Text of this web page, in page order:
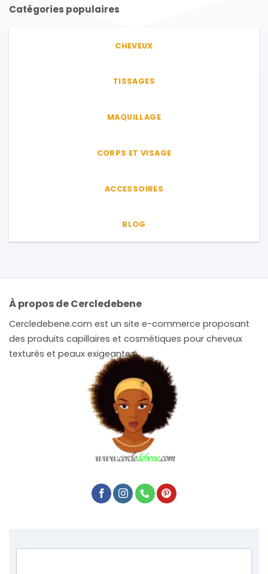
Catégories populaires
CHEVEUX
TISSAGES
MAQUILLAGE
CORPS ET VISAGE
ACCESSOIRES
BLOG
À propos de Cercledebene
Cercledebene.com est un site e-commerce proposant
des produits capillaires et cosmétiques pour cheveux
texturés et peaux exigeantes.